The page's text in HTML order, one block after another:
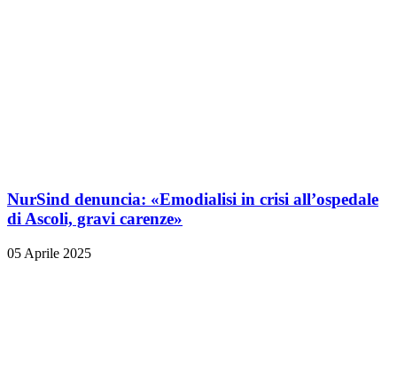
NurSind denuncia: «Emodialisi in crisi all’ospedale
di Ascoli, gravi carenze»
05 Aprile 2025